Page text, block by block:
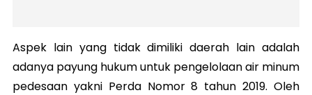
Aspek lain yang tidak dimiliki daerah lain adalah
adanya payung hukum untuk pengelolaan air minum
pedesaan yakni Perda Nomor 8 tahun 2019. Oleh